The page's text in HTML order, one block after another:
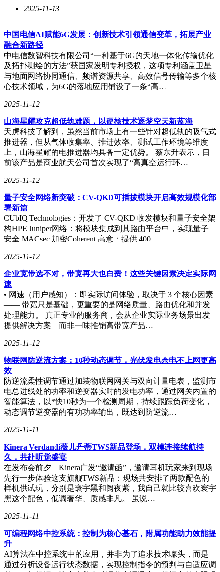
随地都能使用。但需要注意的是，云存储有存储容量限制，且
最后，当你打算找回误删的文件时，请务必注意一些关键点。
首先，避免向原存储介质写入任何新内容，以免数据被覆盖。
其次，提前准备好数据恢复工具，并熟悉其基本使用方法。这
样，在遇到文件丢失的情况时，你才能冷静应对，通过合适的
方法成功恢复文件。
总之，误删文件并不可怕，只要我们掌握了正确的方法和技
巧，就有可能找回那些宝贵的资料。因此，建议大家在日常使
2025-11-13
中国电信AI赋能6G发展：创新技术引领通信变革，拓展产业
融合新路径
中电信数智科技有限公司“一种基于6G的天地一体化传输优化
及拓扑测绘的方法”获国家发明专利授权，这项专利涵盖卫星
与地面网络协同通信、频谱资源共享、高效信号传输等多个核
心技术领域，为6G的落地应用铺设了一条“高…
2025-11-12
山海星耀攻克超低轨难题，以硬核技术逐梦空天新蓝海
天虎科技了解到，虽然当前市场上有一些针对超低轨的吸气式
推进器，但从气体收集率、推进效率、测试工作环境等维度
上，山海星耀的电推进器均具备一定优势。 蔡东升表示，目
前该产品是商业航天公司首次实现了“高真空运行环…
2025-11-12
量子安全网络新突破：CV-QKD可插拔模块开启高效规模化部
署新篇
CUbIQ Technologies：开发了 CV-QKD 收发模块和量子安全架
构HPE Juniper网络：将模块集成到其路由平台中，实现量子
安全 MACsec 加密Coherent 高意：提供 400…
2025-11-12
企业宽带选不对，带宽再大也白费！这些关键因素决定实际网
速
• 网速（用户感知）：即实际访问体验，取决于 3 个核心因素
—— 带宽只是基础，更重要的是网络质量、路由优化和并发
处理能力。 真正专业的服务商，会从企业实际业务场景出发
提供解决方案，而非一味推销高带宽产品…
2025-11-12
物联网防逆流方案：10秒动态调节，光伏发电余电不上网更高
效
防逆流柔性调节通过加装物联网网关与双向计量电表，监测市
电总进线处的功率和逆变器实时的发电功率，通过网关内置的
智能算法，以*快10秒为一个检测周期，持续跟踪负荷变化，
动态调节逆变器的有功功率输出，既达到防逆流…
2025-11-11
Kinera Verdandi薇儿丹蒂TWS新品登场，双模连接续航持
久，共赴听觉盛宴
在发布会前夕，Kinera广发“邀请函”，邀请耳机玩家来到现场
先行一步体验这支旗舰TWS新品：现场共安排了两款配色的
样机供试玩，分别是寰宇黑和阙夜紫，我自己就比较喜欢寰宇
黑这个配色，低调奢华、质感非凡。 虽说…
2025-11-11
可编程网络中控系统：控制为核心基石，附属功能助力效能提
升
AI算法在中控系统中的应用，并非为了追求技术噱头，而是
通过分析设备运行状态数据，实现控制指令的预判与自适应调